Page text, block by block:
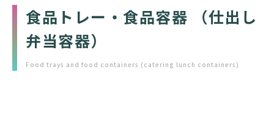
食品トレー・食品容器 （仕出し
弁当容器）
Food trays and food containers (catering lunch containers)